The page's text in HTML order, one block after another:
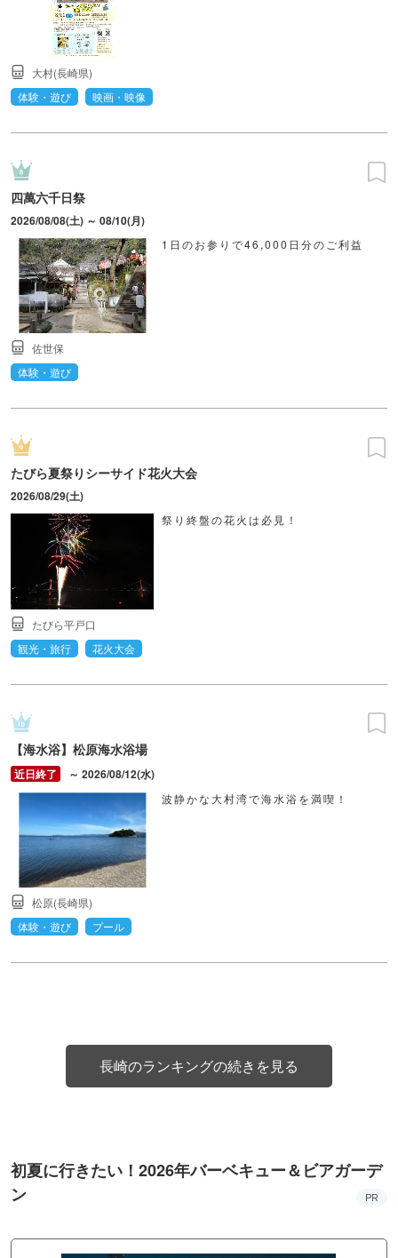
大村(長崎県)
体験・遊び
映画・映像
四萬六千日祭
2026/08/08(土) ～ 08/10(月)
1日のお参りで46,000日分のご利益
佐世保
体験・遊び
たびら夏祭りシーサイド花火大会
2026/08/29(土)
祭り終盤の花火は必見！
たびら平戸口
観光・旅行
花火大会
【海水浴】松原海水浴場
～ 2026/08/12(水)
波静かな大村湾で海水浴を満喫！
松原(長崎県)
体験・遊び
プール
長崎のランキングの続きを見る
初夏に行きたい！2026年バーベキュー＆ビアガーデ
ン
PR